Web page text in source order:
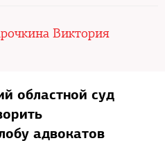
Виктория
областной суд
адвокатов